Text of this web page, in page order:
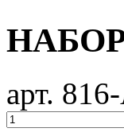
НАБОР
арт.